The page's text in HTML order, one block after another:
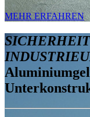
MEHR ERFAHREN